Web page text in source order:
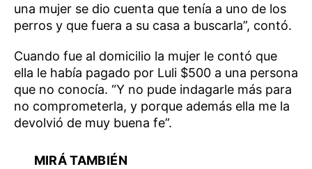
una mujer se dio cuenta que tenía a uno de los
perros y que fuera a su casa a buscarla”, contó.
Cuando fue al domicilio la mujer le contó que
ella le había pagado por Luli $500 a una persona
que no conocía. “Y no pude indagarle más para
no comprometerla, y porque además ella me la
devolvió de muy buena fe”.